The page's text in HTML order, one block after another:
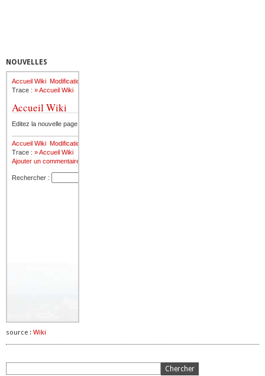
NOUVELLES
source : Wiki